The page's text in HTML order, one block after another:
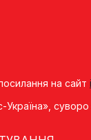
на сайт